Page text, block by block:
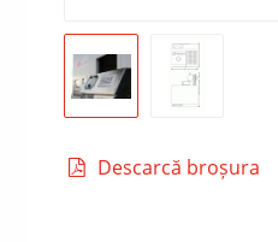
Descarcă broșura